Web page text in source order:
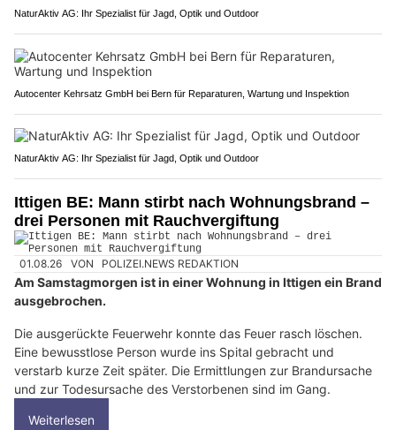
NaturAktiv AG: Ihr Spezialist für Jagd, Optik und Outdoor
Autocenter Kehrsatz GmbH bei Bern für Reparaturen, Wartung und Inspektion
NaturAktiv AG: Ihr Spezialist für Jagd, Optik und Outdoor
Ittigen BE: Mann stirbt nach Wohnungsbrand –
drei Personen mit Rauchvergiftung
01.08.26 VON POLIZEI.NEWS REDAKTION
Am Samstagmorgen ist in einer Wohnung in Ittigen ein Brand
ausgebrochen.
Die ausgerückte Feuerwehr konnte das Feuer rasch löschen.
Eine bewusstlose Person wurde ins Spital gebracht und
verstarb kurze Zeit später. Die Ermittlungen zur Brandursache
und zur Todesursache des Verstorbenen sind im Gang.
Weiterlesen